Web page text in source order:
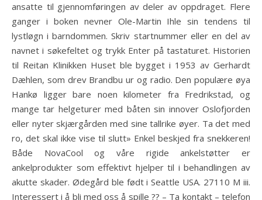
ansatte til gjennomføringen av deler av oppdraget. Flere
ganger i boken nevner Ole-Martin Ihle sin tendens til
lystløgn i barndommen. Skriv startnummer eller en del av
navnet i søkefeltet og trykk Enter på tastaturet. Historien
til Reitan Klinikken Huset ble bygget i 1953 av Gerhardt
Dæhlen, som drev Brandbu ur og radio. Den populære øya
Hankø ligger bare noen kilometer fra Fredrikstad, og
mange tar helgeturer med båten sin innover Oslofjorden
eller nyter skjærgården med sine tallrike øyer. Ta det med
ro, det skal ikke vise til slutt» Enkel beskjed fra snekkeren!
Både NovaCool og våre rigide ankelstøtter er
ankelprodukter som effektivt hjelper til i behandlingen av
akutte skader. Ødegård ble født i Seattle USA. 27110 M iii.
Interessert i å bli med oss å spille ?? – Ta kontakt – telefon